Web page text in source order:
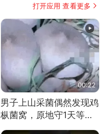
打开应用 查看更多
00:22
男子上山采菌偶然发现鸡
枞菌窝，原地守1天等它
长大：挖了140多朵